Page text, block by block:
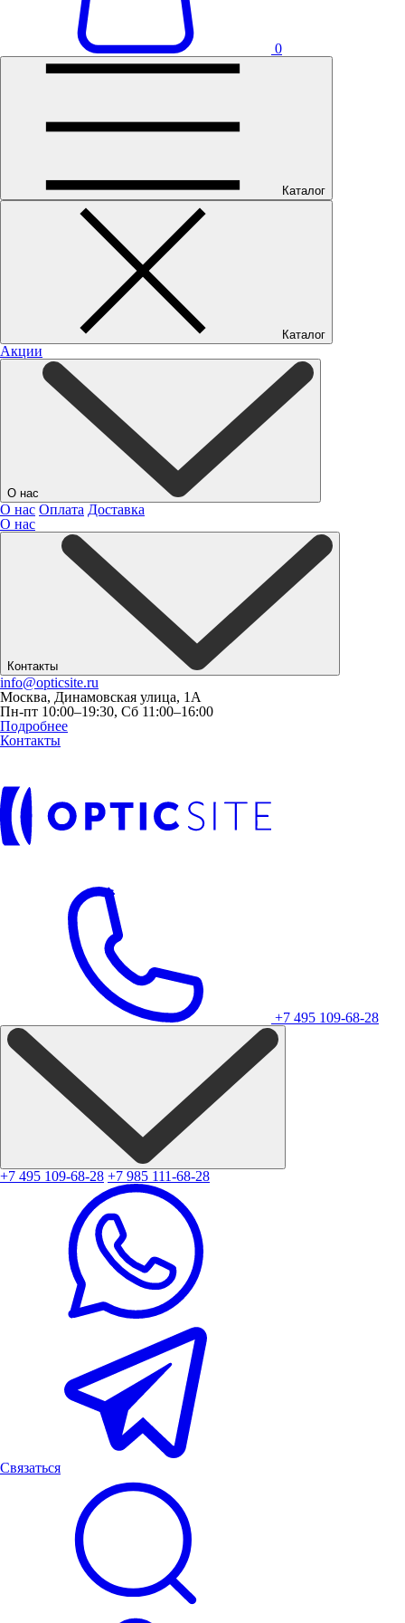
0
Каталог
Каталог
Акции
О нас
О нас Оплата Доставка
О нас
Контакты
info@opticsite.ru
Москва, Динамовская улица, 1А
Пн-пт 10:00–19:30, Сб 11:00–16:00
Подробнее
Контакты
+7 495 109-68-28
+7 495 109-68-28 +7 985 111-68-28
Связаться